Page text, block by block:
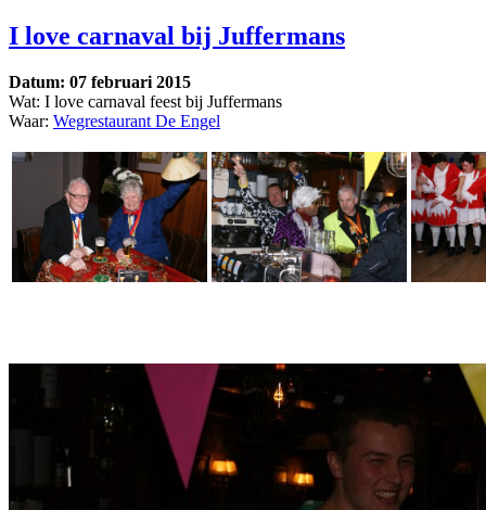
I love carnaval bij Juffermans
Datum: 07 februari 2015
Wat: I love carnaval feest bij Juffermans
Waar: Wegrestaurant De Engel